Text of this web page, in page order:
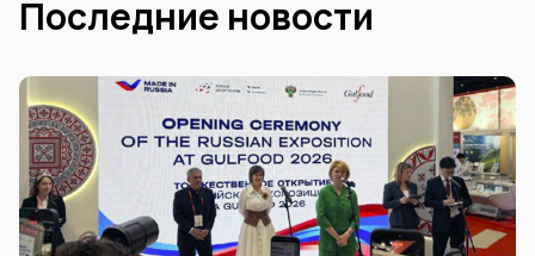
Последние новости